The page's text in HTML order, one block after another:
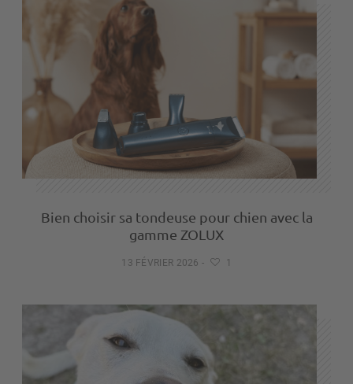
Bien choisir sa tondeuse pour chien avec la
gamme ZOLUX
13 FÉVRIER 2026 - 1